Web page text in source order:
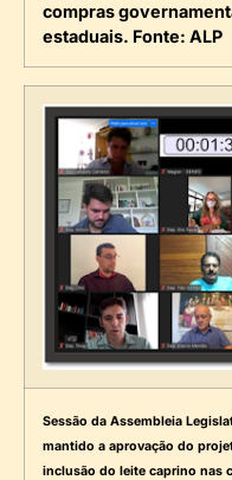
compras
estaduais. Fonte: ALP
Sessão da Assembleia
mantido a aprovação do
inclusão do leite caprino nas